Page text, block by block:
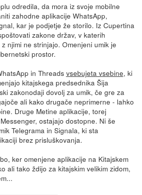
odredila, da mora iz svoje mobilne
zahodne aplikacije WhatsApp,
kar je podjetje že storilo. Iz Cupertina
zakone držav, v katerih
njimi ne strinjajo. Omenjeni umik je
prostor.
in Threads vsebujeta vsebine, ki
kitajskega predsednika Šija
zakonodaji dovolj za umik, če gre za
ali kako drugače neprimerne - lahko
Druge Metine aplikacije, torej
ostajajo dostopne. Ni še
Telegrama in Signala, ki sta
brez prisluškovanja.
ker omenjene aplikacije na Kitajskem
ali tako ždijo za kitajskim velikim zidom,